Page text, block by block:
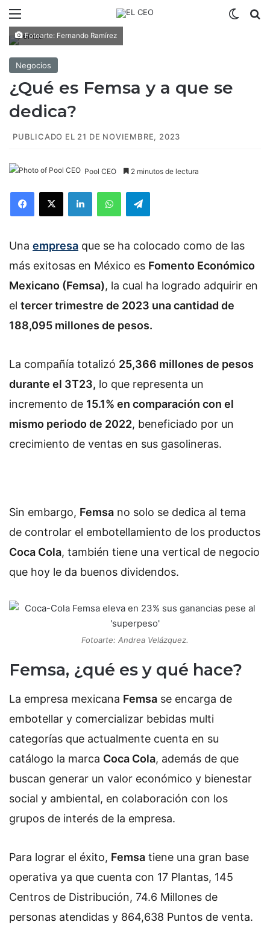
Fotoarte: Fernando Ramírez
Negocios
¿Qué es Femsa y a que se
dedica?
PUBLICADO EL 21 DE NOVIEMBRE, 2023
Pool CEO 2 minutos de lectura
Una empresa que se ha colocado como de las
más exitosas en México es Fomento Económico
Mexicano (Femsa), la cual ha logrado adquirir en
el tercer trimestre de 2023 una cantidad de
188,095 millones de pesos.
La compañía totalizó 25,366 millones de pesos
durante el 3T23, lo que representa un
incremento de 15.1% en comparación con el
mismo periodo de 2022, beneficiado por un
crecimiento de ventas en sus gasolineras.
Sin embargo, Femsa no solo se dedica al tema
de controlar el embotellamiento de los productos
Coca Cola, también tiene una vertical de negocio
que hoy le da buenos dividendos.
Fotoarte: Andrea Velázquez.
Femsa, ¿qué es y qué hace?
La empresa mexicana Femsa se encarga de
embotellar y comercializar bebidas multi
categorías que actualmente cuenta en su
catálogo la marca Coca Cola, además de que
buscan generar un valor económico y bienestar
social y ambiental, en colaboración con los
grupos de interés de la empresa.
Para lograr el éxito, Femsa tiene una gran base
operativa ya que cuenta con 17 Plantas, 145
Centros de Distribución, 74.6 Millones de
personas atendidas y 864,638 Puntos de venta.